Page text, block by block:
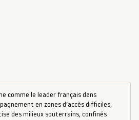
comme le leader français dans
en zones d’accès difficiles,
des milieux souterrains, confinés